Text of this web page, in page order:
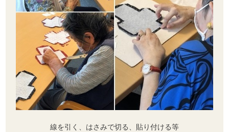
線を引く、はさみで切る、貼り付ける等